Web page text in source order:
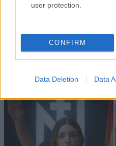
user protection.
CONFIRM
Data Deletion Data
Τροχαίο δυστύχημα
Πραγματογνώμονας
τραγωδίας – «Κάποια